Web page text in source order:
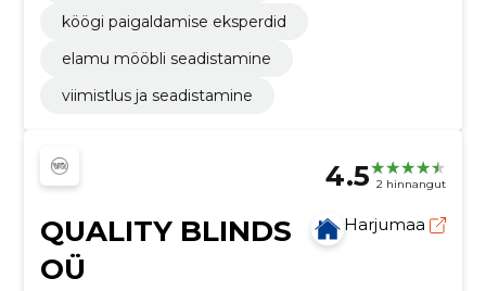
köögi paigaldamise eksperdid
elamu mööbli seadistamine
viimistlus ja seadistamine
4.5 2 hinnangut
QUALITY BLINDS
OÜ
Harjumaa